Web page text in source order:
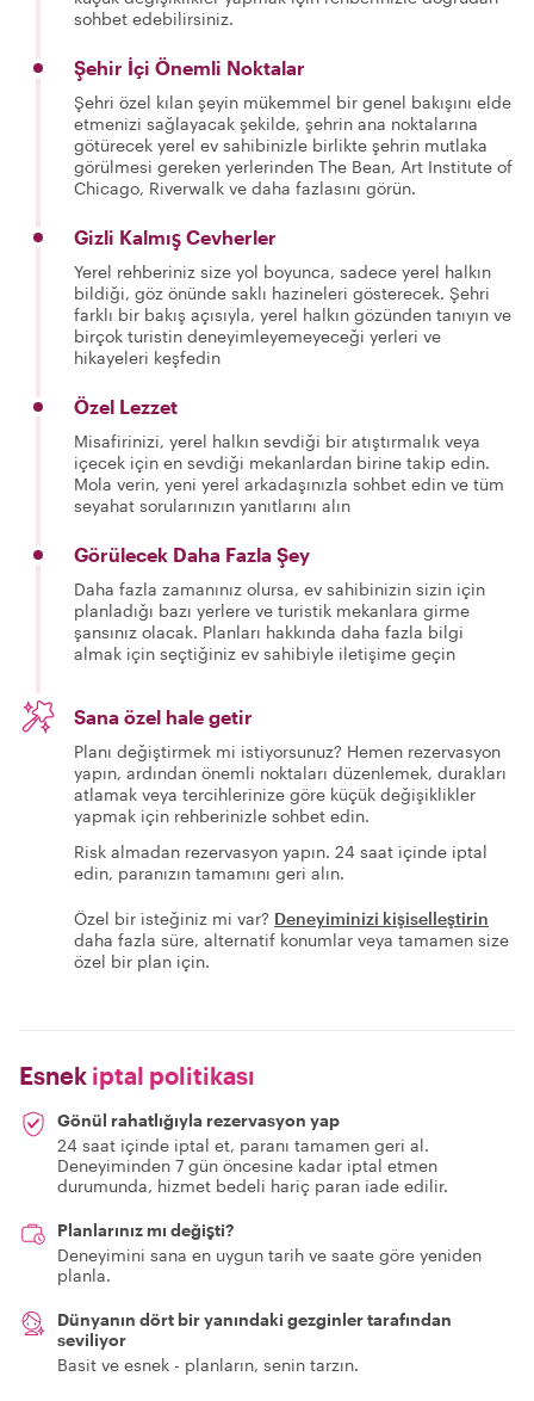
sohbet edebilirsiniz.
Şehir İçi Önemli Noktalar
Şehri özel kılan şeyin mükemmel bir genel bakışını elde
etmenizi sağlayacak şekilde, şehrin ana noktalarına
götürecek yerel ev sahibinizle birlikte şehrin mutlaka
görülmesi gereken yerlerinden The Bean, Art Institute of
Chicago, Riverwalk ve daha fazlasını görün.
Gizli Kalmış Cevherler
Yerel rehberiniz size yol boyunca, sadece yerel halkın
bildiği, göz önünde saklı hazineleri gösterecek. Şehri
farklı bir bakış açısıyla, yerel halkın gözünden tanıyın ve
birçok turistin deneyimleyemeyeceği yerleri ve
hikayeleri keşfedin
Özel Lezzet
Misafirinizi, yerel halkın sevdiği bir atıştırmalık veya
içecek için en sevdiği mekanlardan birine takip edin.
Mola verin, yeni yerel arkadaşınızla sohbet edin ve tüm
seyahat sorularınızın yanıtlarını alın
Görülecek Daha Fazla Şey
Daha fazla zamanınız olursa, ev sahibinizin sizin için
planladığı bazı yerlere ve turistik mekanlara girme
şansınız olacak. Planları hakkında daha fazla bilgi
almak için seçtiğiniz ev sahibiyle iletişime geçin
Sana özel hale getir
Planı değiştirmek mi istiyorsunuz? Hemen rezervasyon
yapın, ardından önemli noktaları düzenlemek, durakları
atlamak veya tercihlerinize göre küçük değişiklikler
yapmak için rehberinizle sohbet edin.
Risk almadan rezervasyon yapın. 24 saat içinde iptal
edin, paranızın tamamını geri alın.
Özel bir isteğiniz mi var? Deneyiminizi kişiselleştirin
daha fazla süre, alternatif konumlar veya tamamen size
özel bir plan için.
Esnek iptal politikası
Gönül rahatlığıyla rezervasyon yap
24 saat içinde iptal et, paranı tamamen geri al.
Deneyiminden 7 gün öncesine kadar iptal etmen
durumunda, hizmet bedeli hariç paran iade edilir.
Planlarınız mı değişti?
Deneyimini sana en uygun tarih ve saate göre yeniden
planla.
Dünyanın dört bir yanındaki gezginler tarafından
seviliyor
Basit ve esnek - planların, senin tarzın.